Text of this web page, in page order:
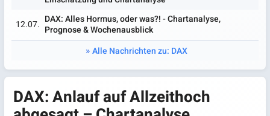
DAX: Anlauf auf Allzeithoch
12.07. DAX: Alles Hormus, oder was?! - Chartanalyse,
Prognose & Wochenausblick
Alle Nachrichten zu: DAX